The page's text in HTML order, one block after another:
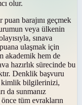
olur.
barajını geçmek
veya ülkenin
sınava
ulaşmak için
akademik hem de
hazırlık sürecinde bu
Denklik başvuru
kimlik bilgilerinizi,
da sunmanız
tüm evrakların